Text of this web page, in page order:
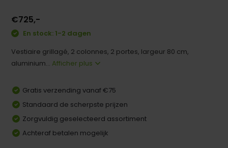
€725,-
En stock: 1-2 dagen
Vestiaire grillagé, 2 colonnes, 2 portes, largeur 80 cm,
aluminium... Afficher plus
Gratis verzending vanaf €75
Standaard de scherpste prijzen
Zorgvuldig geselecteerd assortiment
Achteraf betalen mogelijk